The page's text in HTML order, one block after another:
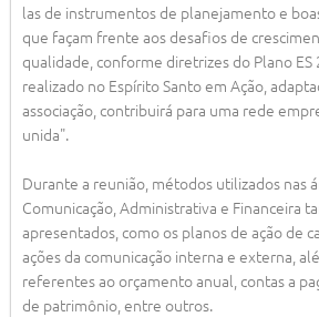
las de instrumentos de planejamento e
que façam frente aos desafios de
qualidade, conforme diretrizes do Plano
realizado no Espírito Santo em Ação,
associação, contribuirá para uma rede
unida".
Durante a reunião, métodos utilizados nas
Comunicação, Administrativa e Financeira
apresentados, como os planos de ação de
ações da comunicação interna e externa,
referentes ao orçamento anual, contas a
de patrimônio, entre outros.